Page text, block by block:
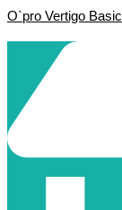
O`pro Vertigo Basic